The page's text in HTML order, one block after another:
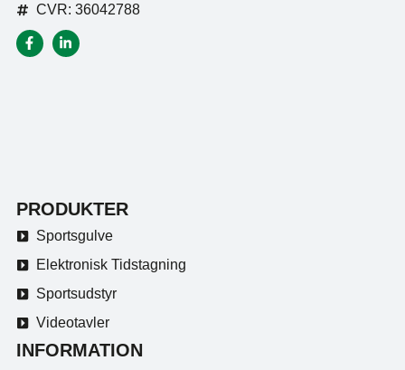
CVR: 36042788
PRODUKTER
Sportsgulve
Elektronisk Tidstagning
Sportsudstyr
Videotavler
INFORMATION